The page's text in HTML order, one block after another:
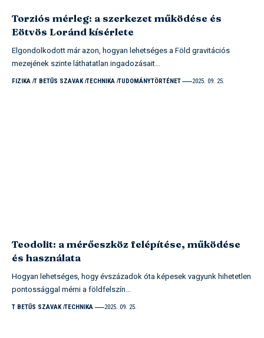
Torziós mérleg: a szerkezet működése és
Eötvös Loránd kísérlete
Elgondolkodott már azon, hogyan lehetséges a Föld gravitációs
mezejének szinte láthatatlan ingadozásait…
FIZIKA T BETŰS SZAVAK TECHNIKA TUDOMÁNYTÖRTÉNET 2025. 09. 25.
Teodolit: a mérőeszköz felépítése, működése
és használata
Hogyan lehetséges, hogy évszázadok óta képesek vagyunk hihetetlen
pontossággal mérni a földfelszín…
T BETŰS SZAVAK TECHNIKA 2025. 09. 25.